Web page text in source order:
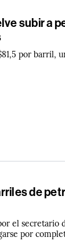
subir a
por barril,
de
el secretario
por